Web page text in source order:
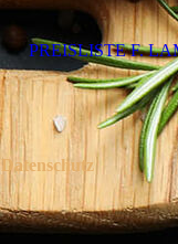
PREISLISTE F.
Datenschutz